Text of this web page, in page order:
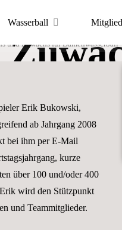
Wasserball
und Zuwachs für
Erik Bukowski,
ab Jahrgang 2008
bei ihm per E-Mail
kurze
über 100 und/oder 400
wird den Stützpunkt
und Teammitglieder.